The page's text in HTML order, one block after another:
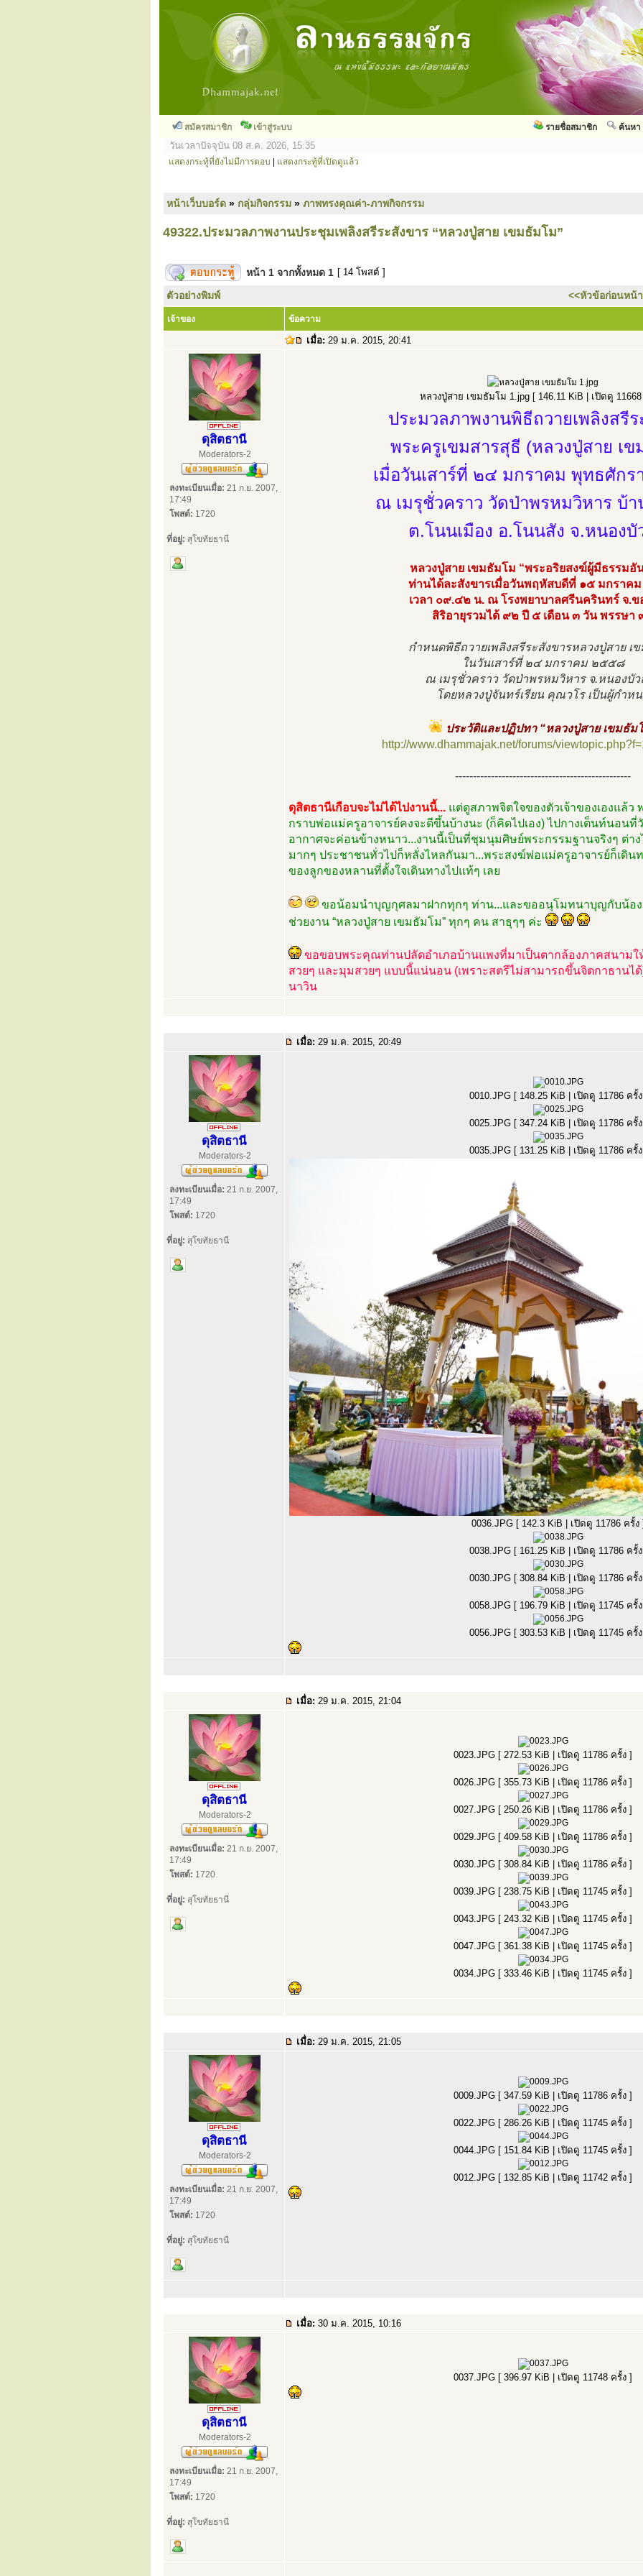
สมัครสมาชิก เข้าสู่ระบบ ค้นหา
รายชื่อสมาชิก
วันเวลาปัจจุบัน 08 ส.ค. 2026, 15:35
แสดงกระทู้ที่ยังไม่มีการตอบ แสดงกระทู้ที่เปิดดูแล้ว
หน้าเว็บบอร์ด » กลุ่มกิจกรรม » ภาพทรงคุณค่า-ภาพกิจกรรม
49322.ประมวลภาพงานประชุมเพลิงสรีระสังขาร “หลวงปู่สาย เขมธัมโม”
หน้า 1 จากทั้งหมด 1 [ 14 โพสต์ ]
ตัวอย่างพิมพ์ <<หัวข้อก่อนหน้า
เจ้าของ ข้อความ
เมื่อ: 29 ม.ค. 2015, 20:41
ดุสิตธานี
Moderators-2
ลงทะเบียนเมื่อ: 21 ก.ย. 2007,
17:49
โพสต์: 1720
ที่อยู่: สุโขทัยธานี
หลวงปู่สาย เขมธัมโม 1.jpg [ 146.11 KiB | เปิดดู
ประมวลภาพงานพิธีถวายเพลิงสรีร
พระครูเขมสารสุธี (หลวงปู่สาย เ
เมื่อวันเสาร์ที่ ๒๔ มกราคม พุทธศัก
ณ เมรุชั่วคราว วัดป่าพรหมวิหาร บ้
ต.โนนเมือง อ.โนนสัง จ.หนองบั
หลวงปู่สาย เขมธัมโม “พระอริยสงฆ์ผู้มีธรรมอั
ท่านได้ละสังขารเมื่อวันพฤหัสบดีที่ ๑๕ มกราค
เวลา ๐๙.๔๒ น. ณ โรงพยาบาลศรีนครินทร์ จ.
สิริอายุรวมได้ ๙๒ ปี ๕ เดือน ๓ วัน พรรษา
กำหนดพิธีถวายเพลิงสรีระสังขารหลวงปู่สาย เ
ในวันเสาร์ที่ ๒๔ มกราคม ๒๕๕๘
ณ เมรุชั่วคราว วัดป่าพรหมวิหาร จ.หนองบัว
โดยหลวงปู่จันทร์เรียน คุณวโร เป็นผู้กำห
ประวัติและปฏิปทา “หลวงปู่สาย เขมธัม
http://www.dhammajak.net/forums/
-------------------------------------------------
ดุสิตธานีเกือบจะไม่ได้ไปงานนี้... แต่ดูสภาพจิตใจของตัวเจ้าของเองแล้ว
กราบพ่อแม่ครูอาจารย์คงจะดีขึ้นบ้างนะ‬ (ก็คิดไปเอง) ไปกางเต็นท์นอน
อากาศจะค่อนข้างหนาว...งานนี้เป็นที่ชุมนุมศิษย์พระกรรมฐานจริงๆ ต่าง
มากๆ ประชาชนทั่วไปก็หลั่งไหลกันมา...พระสงฆ์พ่อแม่ครูอาจารย์ก็เดิน
ของลูกของหลานที่ตั้งใจเดินทางไปแท้ๆ เลย‬
ขอน้อมนำบุญกุศลมาฝากทุกๆ ท่าน...และขออนุโมทนาบุญกับน้อ
ช่วยงาน “หลวงปู่สาย เขมธัมโม” ทุกๆ คน สาธุๆๆ ค่ะ
ขอขอบพระคุณท่านปลัดอำเภอบ้านแพงที่มาเป็นตากล้องภาคสนาม
สวยๆ และมุมสวยๆ แบบนี้แน่นอน (เพราะสตรีไม่สามารถขึ้นจิตกาธาน
นาวิน
เมื่อ: 29 ม.ค. 2015, 20:49
ดุสิตธานี
Moderators-2
ลงทะเบียนเมื่อ: 21 ก.ย. 2007,
17:49
โพสต์: 1720
ที่อยู่: สุโขทัยธานี
0010.JPG [ 148.25 KiB | เปิดดู 11786 ครั้
0025.JPG [ 347.24 KiB | เปิดดู 11786 ครั้
0035.JPG [ 131.25 KiB | เปิดดู 11786 ครั้
0036.JPG [ 142.3 KiB | เปิดดู 11786 ครั้ง
0038.JPG [ 161.25 KiB | เปิดดู 11786 ครั้
0030.JPG [ 308.84 KiB | เปิดดู 11786 ครั้
0058.JPG [ 196.79 KiB | เปิดดู 11745 ครั้
0056.JPG [ 303.53 KiB | เปิดดู 11745 ครั้
เมื่อ: 29 ม.ค. 2015, 21:04
ดุสิตธานี
Moderators-2
ลงทะเบียนเมื่อ: 21 ก.ย. 2007,
17:49
โพสต์: 1720
ที่อยู่: สุโขทัยธานี
0023.JPG [ 272.53 KiB | เปิดดู 11786 ครั้ง ]
0026.JPG [ 355.73 KiB | เปิดดู 11786 ครั้ง ]
0027.JPG [ 250.26 KiB | เปิดดู 11786 ครั้ง ]
0029.JPG [ 409.58 KiB | เปิดดู 11786 ครั้ง ]
0030.JPG [ 308.84 KiB | เปิดดู 11786 ครั้ง ]
0039.JPG [ 238.75 KiB | เปิดดู 11745 ครั้ง ]
0043.JPG [ 243.32 KiB | เปิดดู 11745 ครั้ง ]
0047.JPG [ 361.38 KiB | เปิดดู 11745 ครั้ง ]
0034.JPG [ 333.46 KiB | เปิดดู 11745 ครั้ง ]
เมื่อ: 29 ม.ค. 2015, 21:05
ดุสิตธานี
Moderators-2
ลงทะเบียนเมื่อ: 21 ก.ย. 2007,
17:49
โพสต์: 1720
ที่อยู่: สุโขทัยธานี
0009.JPG [ 347.59 KiB | เปิดดู 11786 ครั้ง ]
0022.JPG [ 286.26 KiB | เปิดดู 11745 ครั้ง ]
0044.JPG [ 151.84 KiB | เปิดดู 11745 ครั้ง ]
0012.JPG [ 132.85 KiB | เปิดดู 11742 ครั้ง ]
เมื่อ: 30 ม.ค. 2015, 10:16
ดุสิตธานี
Moderators-2
ลงทะเบียนเมื่อ: 21 ก.ย. 2007,
17:49
โพสต์: 1720
ที่อยู่: สุโขทัยธานี
0037.JPG [ 396.97 KiB | เปิดดู 11748 ครั้ง ]